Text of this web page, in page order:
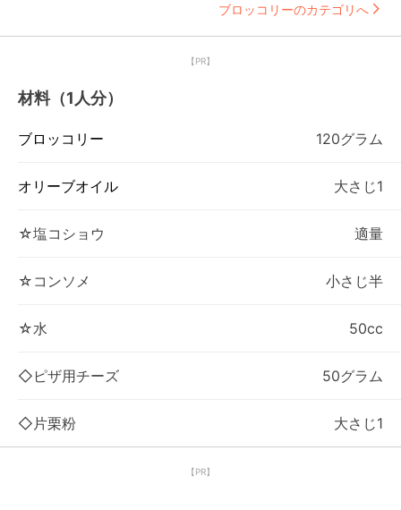
ブロッコリーのカテゴリへ
【PR】
材料（1人分）
ブロッコリー 120グラム
オリーブオイル 大さじ1
☆塩コショウ 適量
☆コンソメ 小さじ半
☆水 50cc
◇ピザ用チーズ 50グラム
◇片栗粉 大さじ1
【PR】